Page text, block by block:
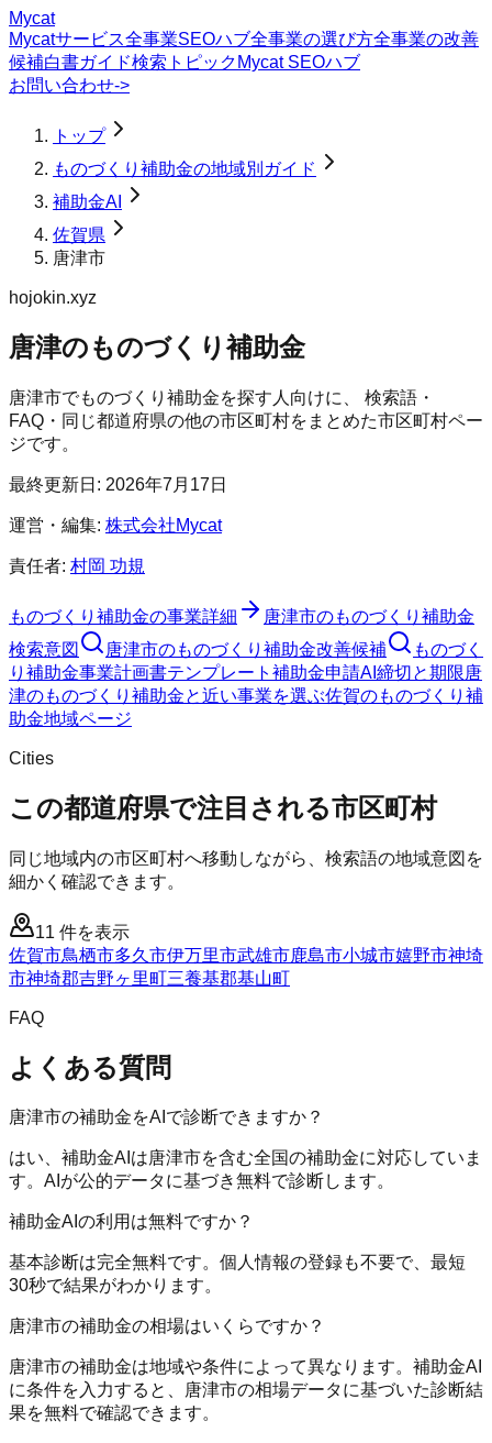
Mycat
Mycatサービス全事業SEOハブ全事業の選び方全事業の改善
候補白書ガイド検索トピック Mycat SEOハブ
お問い合わせ->
トップ
ものづくり補助金の地域別ガイド
補助金AI
佐賀県
唐津市
hojokin.xyz
唐津のものづくり補助金
唐津市でものづくり補助金を探す人向けに、 検索語・
FAQ・同じ都道府県の他の市区町村をまとめた市区町村ペー
ジです。
最終更新日: 2026年7月17日
運営・編集: 株式会社Mycat
責任者: 村岡 功規
ものづくり補助金の事業詳細 唐津市のものづくり補助金
検索意図
唐津市のものづくり補助金改善候補
ものづく
り補助金事業計画書テンプレート 補助金申請AI 締切と期限唐
津のものづくり補助金と近い事業を選ぶ佐賀のものづくり補
助金地域ページ
Cities
この都道府県で注目される市区町村
同じ地域内の市区町村へ移動しながら、検索語の地域意図を
細かく確認できます。
11 件を表示
佐賀市鳥栖市多久市伊万里市武雄市鹿島市小城市嬉野市神埼
市神埼郡吉野ヶ里町三養基郡基山町
FAQ
よくある質問
唐津市の補助金をAIで診断できますか？
はい、補助金AIは唐津市を含む全国の補助金に対応していま
す。AIが公的データに基づき無料で診断します。
補助金AIの利用は無料ですか？
基本診断は完全無料です。個人情報の登録も不要で、最短
30秒で結果がわかります。
唐津市の補助金の相場はいくらですか？
唐津市の補助金は地域や条件によって異なります。補助金AI
に条件を入力すると、唐津市の相場データに基づいた診断結
果を無料で確認できます。